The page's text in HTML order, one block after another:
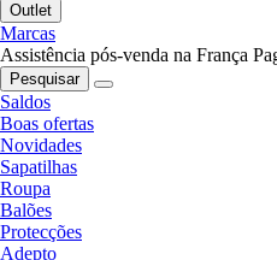
Outlet
Marcas
Assistência pós-venda na França
Pesquisar
Saldos
Boas ofertas
Novidades
Sapatilhas
Roupa
Balões
Protecções
Adepto